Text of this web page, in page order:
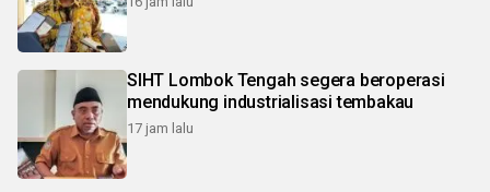
SIHT Lombok Tengah segera beroperasi
mendukung industrialisasi tembakau
17 jam lalu